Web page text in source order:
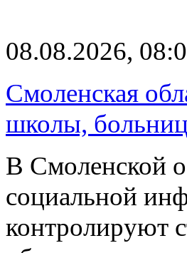
08.08.2026,
Смоленская
школы,
В Смоленской
социальной
контролируют